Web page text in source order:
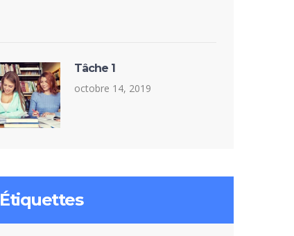
Tâche 1
octobre 14, 2019
Étiquettes